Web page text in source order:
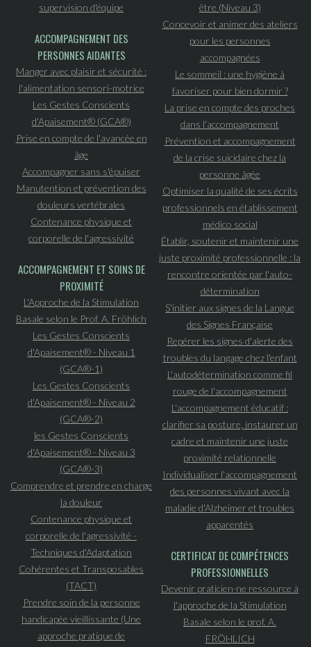
supervision d'équipe
ACCOMPAGNEMENT DES
PERSONNES AIDANTES
Manger avec plaisir et sécurité :
l'alimentation sensori-motrice
Les Gestes Conscients
d'Apaisement® (GCA®)
Prise en compte de l'avancée en
âge
Accompagner sans s'épuiser
Manutention et prévention des
douleurs vertébrales
Contenance physique et
corporelle de l'agressivité
ACCOMPAGNEMENT ET SOINS DE
PROXIMITÉ
L'Approche de la Stimulation
Basale selon le Prof. A. Fröhlich
Les Gestes Conscients
d'Apaisement® - Niveau 1
(GCA®-1)
Les Gestes Conscients
d'Apaisement® - Niveau 2
(GCA®-2)
les Gestes Conscients
d'Apaisement® - Niveau 3
(GCA®-3)
Comprendre et prendre en charge
la douleur
Contenance physique et
corporelle de l'agressivité -
Techniques d'Adaptation
Cohérentes et Transposables
(TACT)
Prendre soin de la personne
handicapée vieillissante (Une
approche pratique de
être (Niveau 3)
Concevoir et animer des ateliers
pour les personnes
accompagnées
Le sommeil : une hygiène à
favoriser pour bien dormir ?
La prise en compte des proches
dans l'accompagnement
Prévention et accompagnement
de la crise suicidaire chez la
personne âgée
Optimiser la qualité de ses écrits
professionnels en établissement
médico social
Établir, soutenir et maintenir une
juste proximité professionnelle : la
rencontre orientée par l'auto-
détermination
S'initier aux signes de la Langue
des Signes Française
Repérer les signes d'alerte des
troubles du langage chez l'enfant
L'autodétermination comme fil
rouge de l'accompagnement
L'accompagnement éducatif :
clarifier sa posture, instaurer un
cadre et maintenir une juste
proximité relationnelle
Individualiser l'accompagnement
des personnes vivant avec la
maladie d'Alzheimer et troubles
apparentés
CERTIFICAT DE COMPÉTENCES
PROFESSIONNELLES
Devenir praticien·ne ressource à
l'approche de la Stimulation
Basale selon le prof. A.
FRÖHLICH